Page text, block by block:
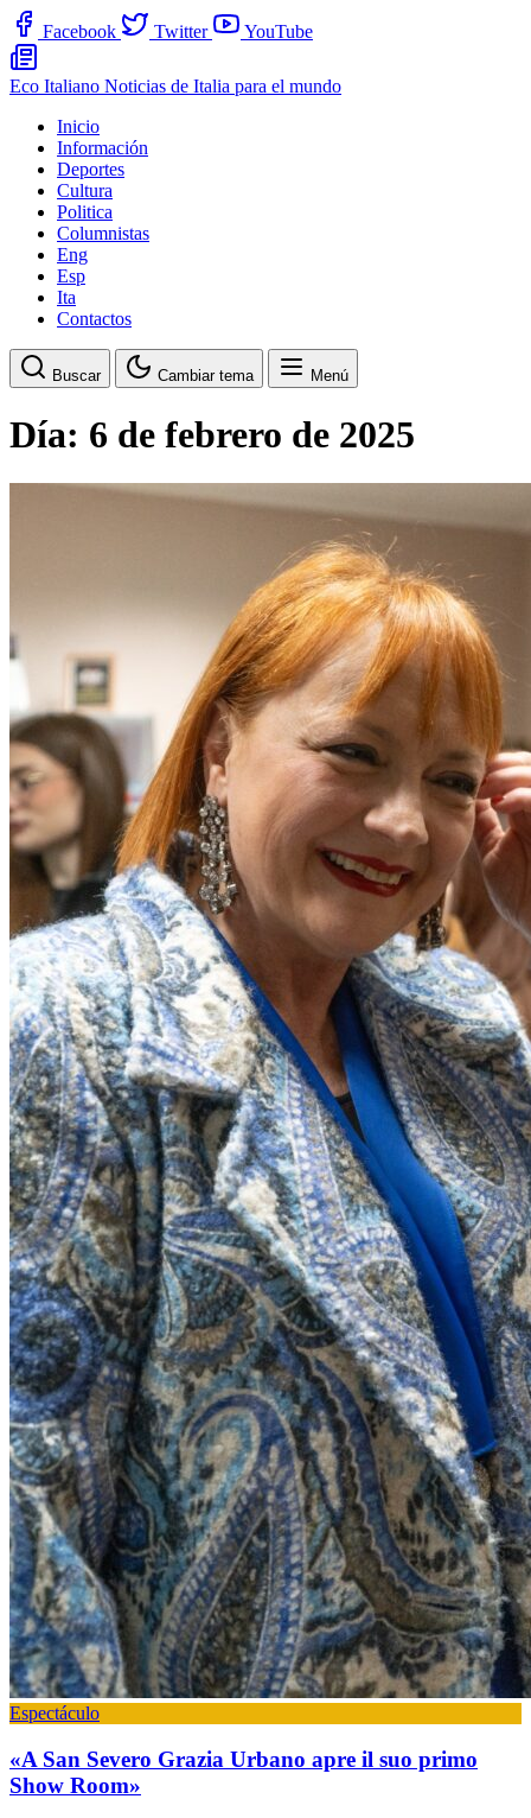
Facebook Twitter YouTube
Eco Italiano Noticias de Italia para el mundo
Inicio
Información
Deportes
Cultura
Politica
Columnistas
Eng
Esp
Ita
Contactos
Buscar Cambiar tema Menú
Día: 6 de febrero de 2025
Espectáculo
«A San Severo Grazia Urbano apre il suo primo
Show Room»